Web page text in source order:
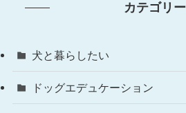
カテゴリー
犬と暮らしたい
ドッグエデュケーション